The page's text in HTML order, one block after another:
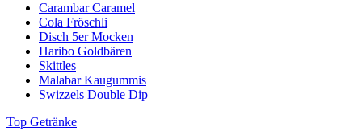
Carambar Caramel
Cola Fröschli
Disch 5er Mocken
Haribo Goldbären
Skittles
Malabar Kaugummis
Swizzels Double Dip
Top Getränke